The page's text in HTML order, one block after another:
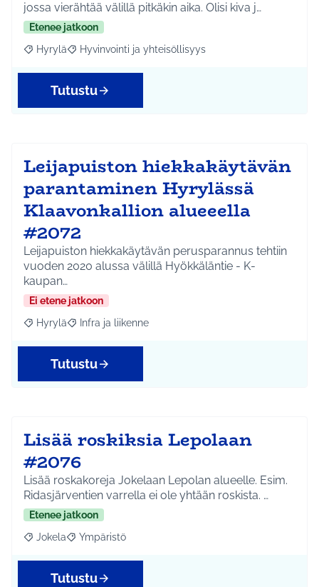
jossa vierähtää välillä pitkäkin aika. Olisi kiva j…
Etenee jatkoon
Rajaa tulokset aihepiirin mukaan: Hyrylä
Hyrylä Rajaa tulokset teeman mukaan: Hyvinvointi ja
Hyvinvointi ja yhteisöllisyys
Tutustu
Leijapuiston hiekkakäytävän
parantaminen Hyrylässä
Klaavonkallion alueeella
#2072
Leijapuiston hiekkakäytävän perusparannus tehtiin
vuoden 2020 alussa välillä Hyökkäläntie - K-
kaupan…
Ei etene jatkoon
Rajaa tulokset aihepiirin mukaan: Hyrylä
Hyrylä Rajaa tulokset teeman mukaan: Infra ja liikenne
Infra ja liikenne
Tutustu
Lisää roskiksia Lepolaan
#2076
Lisää roskakoreja Jokelaan Lepolan alueelle. Esim.
Ridasjärventien varrella ei ole yhtään roskista. …
Etenee jatkoon
Rajaa tulokset aihepiirin mukaan: Jokela
Jokela Rajaa tulokset teeman mukaan: Ympäristö
Ympäristö
Tutustu